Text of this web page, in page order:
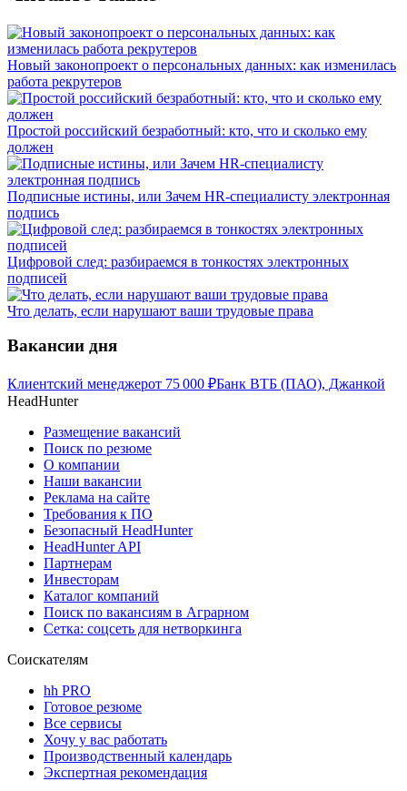
Новый законопроект о персональных данных: как изменилась
работа рекрутеров
Простой российский безработный: кто, что и сколько ему
должен
Подписные истины, или Зачем HR-специалисту электронная
подпись
Цифровой след: разбираемся в тонкостях электронных
подписей
Что делать, если нарушают ваши трудовые права
Вакансии дня
Клиентский менеджерот 75 000 ₽Банк ВТБ (ПАО), Джанкой
HeadHunter
Размещение вакансий
Поиск по резюме
О компании
Наши вакансии
Реклама на сайте
Требования к ПО
Безопасный HeadHunter
HeadHunter API
Партнерам
Инвесторам
Каталог компаний
Поиск по вакансиям в Аграрном
Сетка: соцсеть для нетворкинга
Соискателям
hh PRO
Готовое резюме
Все сервисы
Хочу у вас работать
Производственный календарь
Экспертная рекомендация